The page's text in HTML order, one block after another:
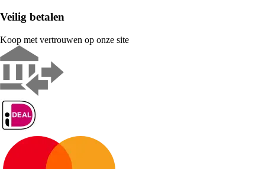
Veilig betalen
Koop met vertrouwen op onze site